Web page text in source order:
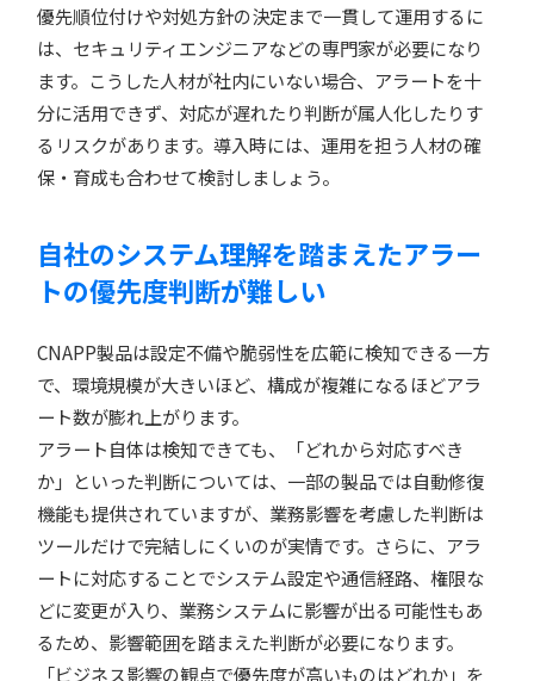
優先順位付けや対処方針の決定まで一貫して運用するに
は、セキュリティエンジニアなどの専門家が必要になり
ます。こうした人材が社内にいない場合、アラートを十
分に活用できず、対応が遅れたり判断が属人化したりす
るリスクがあります。導入時には、運用を担う人材の確
保・育成も合わせて検討しましょう。
自社のシステム理解を踏まえたアラー
トの優先度判断が難しい
CNAPP製品は設定不備や脆弱性を広範に検知できる一方
で、環境規模が大きいほど、構成が複雑になるほどアラ
ート数が膨れ上がります。
アラート自体は検知できても、「どれから対応すべき
か」といった判断については、一部の製品では自動修復
機能も提供されていますが、業務影響を考慮した判断は
ツールだけで完結しにくいのが実情です。さらに、アラ
ートに対応することでシステム設定や通信経路、権限な
どに変更が入り、業務システムに影響が出る可能性もあ
るため、影響範囲を踏まえた判断が必要になります。
「ビジネス影響の観点で優先度が高いものはどれか」を